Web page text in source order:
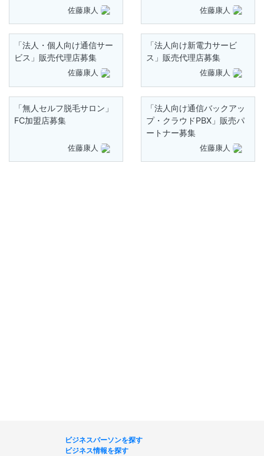
佐藤康人 佐藤康人
「法人・個人向け通信サー
ビス」販売代理店募集
佐藤康人
「法人向け新電力サービ
ス」販売代理店募集
佐藤康人
「無人セルフ脱毛サロン」
FC加盟店募集
佐藤康人
「法人向け通信バックアッ
プ・クラウドPBX」販売パ
ートナー募集
佐藤康人
ビジネスパーソンを探す
ビジネス情報を探す